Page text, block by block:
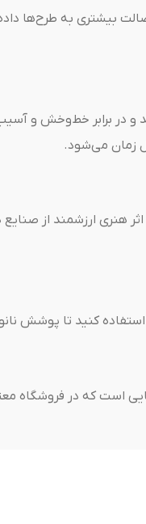
بیشتری به طرح‌ها
و در برابر خط‌وخش و
زمان می‌شود.
هنری ارزشمند از
استفاده کنید تا پوشش
زیبایی است که در